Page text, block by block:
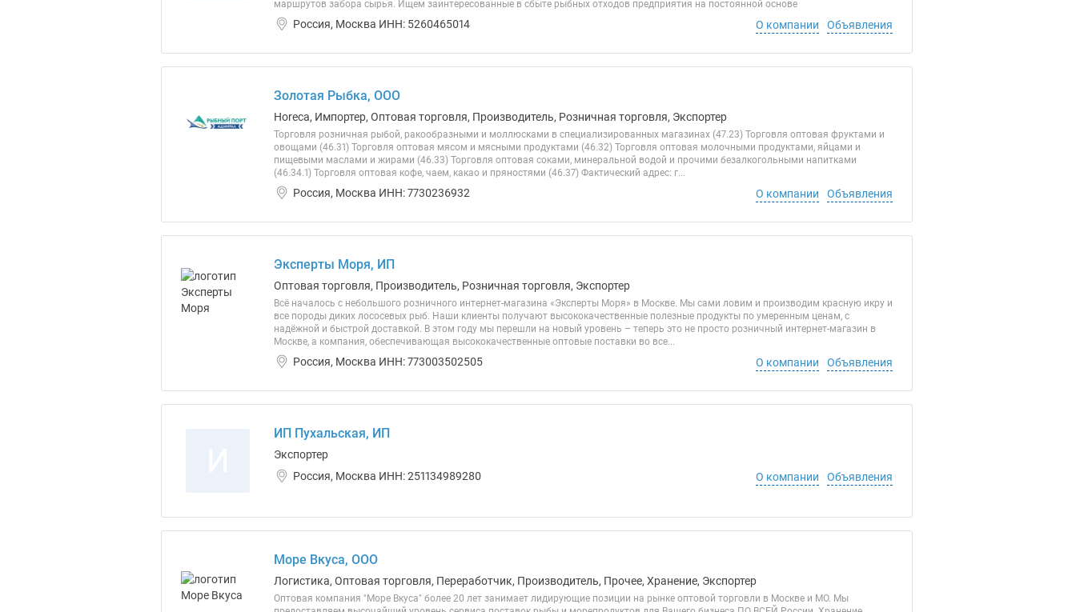
маршрутов забора сырья. Ищем заинтересованные в сбыте рыбных отходов предприятия на постоянной основе
Россия, Москва ИНН: 5260465014 О компании Объявления
Золотая Рыбка, ООО
Horeca, Импортер, Оптовая торговля, Производитель, Розничная торговля, Экспортер
Торговля розничная рыбой, ракообразными и моллюсками в специализированных магазинах (47.23) Торговля оптовая фруктами и
овощами (46.31) Торговля оптовая мясом и мясными продуктами (46.32) Торговля оптовая молочными продуктами, яйцами и
пищевыми маслами и жирами (46.33) Торговля оптовая соками, минеральной водой и прочими безалкогольными напитками
(46.34.1) Торговля оптовая кофе, чаем, какао и пряностями (46.37) Фактический адрес: г...
Россия, Москва ИНН: 7730236932 О компании Объявления
Эксперты Моря, ИП
Оптовая торговля, Производитель, Розничная торговля, Экспортер
Всё началось с небольшого розничного интернет-магазина «Эксперты Моря» в Москве. Мы сами ловим и производим красную икру и
все породы диких лососевых рыб. Наши клиенты получают высококачественные полезные продукты по умеренным ценам, с
надёжной и быстрой доставкой. В этом году мы перешли на новый уровень – теперь это не просто розничный интернет-магазин в
Москве, а компания, обеспечивающая высококачественные оптовые поставки во все...
Россия, Москва ИНН: 773003502505 О компании Объявления
ИП Пухальская, ИП
Экспортер
Россия, Москва ИНН: 251134989280
О компании Объявления
Море Вкуса, ООО
Логистика, Оптовая торговля, Переработчик, Производитель, Прочее, Хранение, Экспортер
Оптовая компания "Море Вкуса" более 20 лет занимает лидирующие позиции на рынке оптовой торговли в Москве и МО. Мы